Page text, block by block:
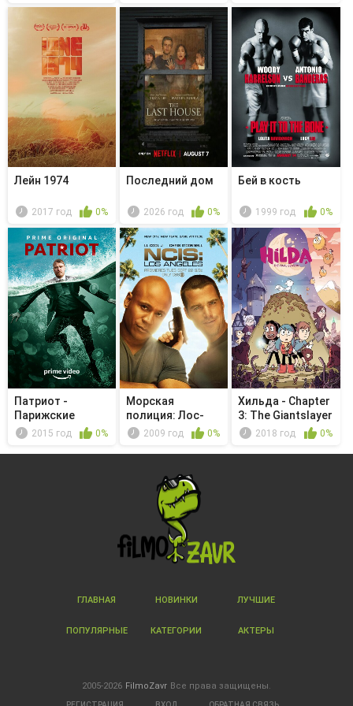
Лейн 1974
2017 год 0%
Последний дом
2026 год 0%
Бей в кость
1999 год 0%
Патриот -
Парижские
пистолеты
2015 год 0%
Морская
полиция: Лос-
Анджелес -
2009 год 0%
Хильда - Chapter
3: The Giantslayer
2018 год 0%
ГЛАВНАЯ НОВИНКИ ЛУЧШИЕ
ПОПУЛЯРНЫЕ КАТЕГОРИИ АКТЕРЫ
2005-2026 FilmoZavr Все права защищены.